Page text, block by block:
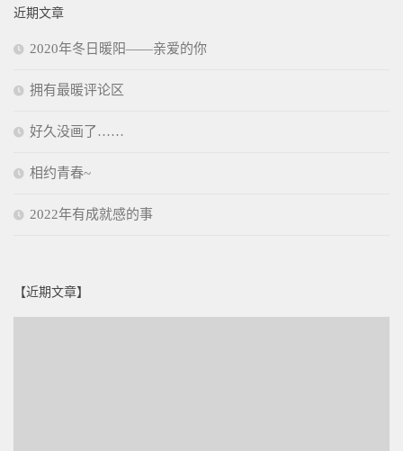
近期文章
2020年冬日暖阳——亲爱的你
拥有最暖评论区
好久没画了……
相约青春~
2022年有成就感的事
【近期文章】